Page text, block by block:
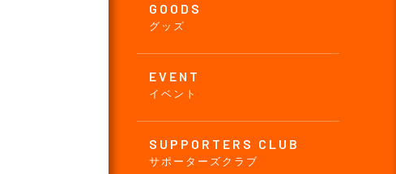
GOODS
グッズ
EVENT
イベント
SUPPORTERS CLUB
サポーターズクラブ